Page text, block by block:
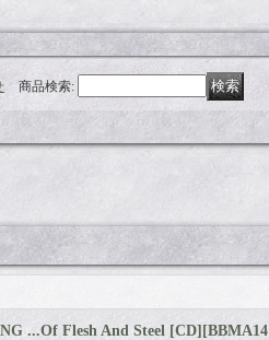
商品検索:
.​.​.​Of Flesh And Steel [CD] [BBMA14